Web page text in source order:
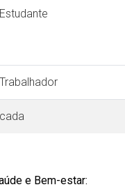
Estudante
Trabalhador
e Bem-estar: